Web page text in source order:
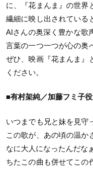
に、『花まんま』の世界
繊細に映し出されている
AIさんの奥深く豊かな歌
言葉の一つ一つが心の奥
ぜひ、映画『花まんま』
ください。
■有村架純／加藤フミ子役
いつまでも兄と妹を見守
この歌が、あの頃の温か
なに大人になったんだな
ちたこの曲も併せてこの